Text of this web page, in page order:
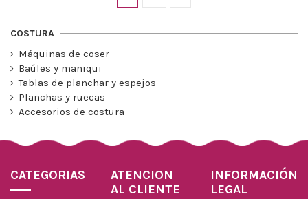
COSTURA
Máquinas de coser
Baúles y maniqui
Tablas de planchar y espejos
Planchas y ruecas
Accesorios de costura
CATEGORIAS
ATENCION
AL CLIENTE
INFORMACIÓN
LEGAL